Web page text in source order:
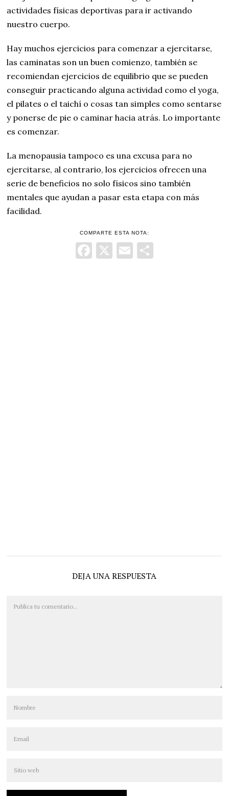
actividades físicas deportivas para ir activando
nuestro cuerpo.
Hay muchos ejercicios para comenzar a ejercitarse,
las caminatas son un buen comienzo, también se
recomiendan ejercicios de equilibrio que se pueden
conseguir practicando alguna actividad como el yoga,
el pilates o el taichí o cosas tan simples como sentarse
y ponerse de pie o caminar hacia atrás. Lo importante
es comenzar.
La menopausia tampoco es una excusa para no
ejercitarse, al contrario, los ejercicios ofrecen una
serie de beneficios no solo físicos sino también
mentales que ayudan a pasar esta etapa con más
facilidad.
COMPARTE ESTA NOTA:
Facebook
X Email
DEJA UNA RESPUESTA